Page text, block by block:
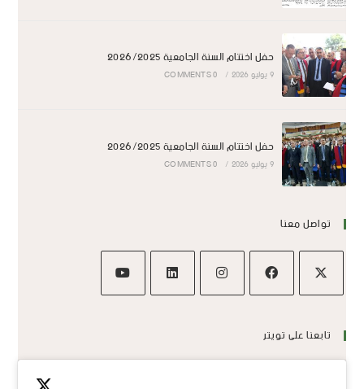
حفل اختتام السنة الجامعية 2026/2025
9 يوليو 2026 /
0 COMMENTS
حفل اختتام السنة الجامعية 2026/2025
9 يوليو 2026 /
0 COMMENTS
تواصل معنا
تابعنا على تويتر